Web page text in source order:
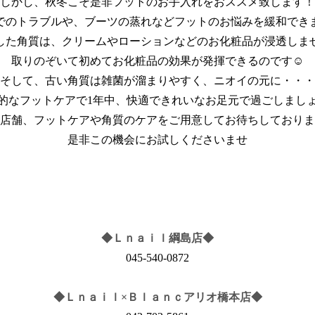
のトラブルや、ブーツの蒸れなどフットのお悩みを緩和でき
た角質は、クリームやローションなどのお化粧品が浸透しま
取りのぞいて初めてお化粧品の効果が発揮できるのです☺
そして、古い角質は雑菌が溜まりやすく、ニオイの元に・・・
なフットケアで1年中、快適できれいなお足元で過ごしまし
舗、フットケアや角質のケアをご用意してお待ちしており
是非この機会にお試しくださいませ
◆Ｌｎａｉｌ綱島店◆
045-540-0872
◆Ｌｎａｉｌ×Ｂｌａｎｃアリオ橋本店◆